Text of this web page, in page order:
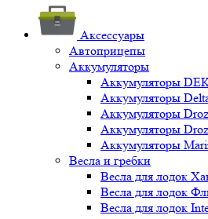
Аксессуары
Автоприцепы
Аккумуляторы
Аккумуляторы
Аккумуляторы
Аккумуляторы
Аккумуляторы
Аккумуляторы
Весла и гребки
Весла для лодок
Весла для лодок
Весла для лодок